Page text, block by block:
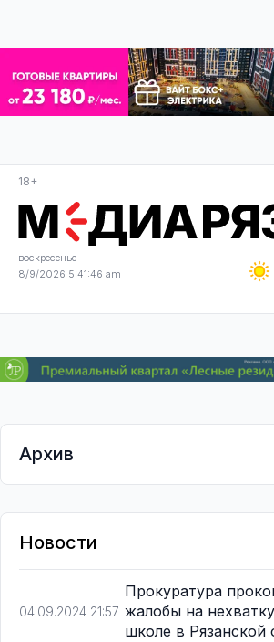
18+
воскресенье
8/9/2026 5:41:47 am
Архив
Новости
04.09.2024 21:57
Прокуратура
жалобы на
школе в Рязанской